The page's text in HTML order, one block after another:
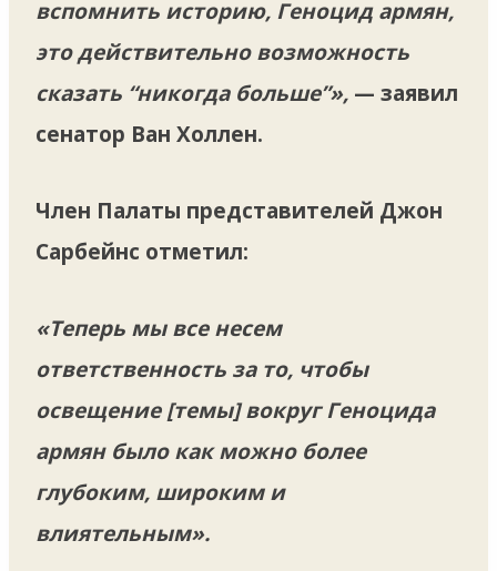
вспомнить историю, Геноцид армян,
это действительно возможность
сказать “никогда больше”», — заявил
сенатор Ван Холлен.
Член Палаты представителей Джон
Сарбейнс отметил:
«Теперь мы все несем
ответственность за то, чтобы
освещение [темы] вокруг Геноцида
армян было как можно более
глубоким, широким и
влиятельным».